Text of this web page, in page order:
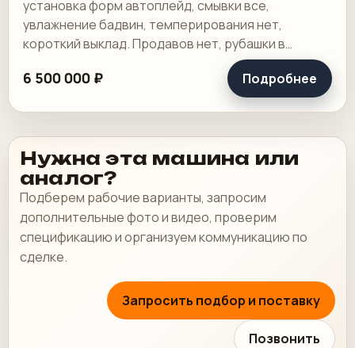
установка форм автоплейд, смывки все,
увлажнение бадвин, темперирования нет,
короткий выклад. Продавов нет, рубашки в
хорошем состоянии, таскалки и цепи в хорошем.
6 500 000 ₽ Подробнее
Нужна эта машина или
аналог?
Подберем рабочие варианты, запросим
дополнительные фото и видео, проверим
спецификацию и организуем коммуникацию по
сделке.
Запросить подбор и поставку
Позвонить